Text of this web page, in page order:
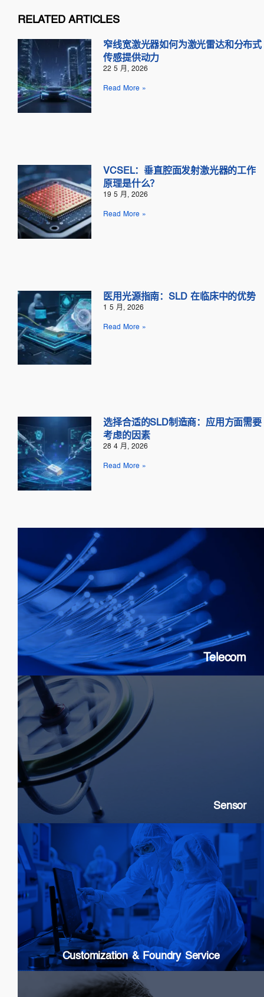
RELATED ARTICLES
窄线宽激光器如何为激光雷达和分布式
传感提供动力
22 5 月, 2026
Read More »
VCSEL：垂直腔面发射激光器的工作
原理是什么？
19 5 月, 2026
Read More »
医用光源指南：SLD 在临床中的优势
1 5 月, 2026
Read More »
选择合适的SLD制造商：应用方面需要
考虑的因素
28 4 月, 2026
Read More »
Telecom
Telecom
SOAs: 10G & 25G
DFB
FP Lasers
PICs
Sensor
Sensor
SLDs: Gyroscopes, Current, Strain
SOAs: High extinction ratio
DFB: Gas & Chemical sensing
Customization & Foundry Service
Customization & Foundry Services
Epi wafer growth
Chip processing
Custom Packaging
Modules & Subsystems